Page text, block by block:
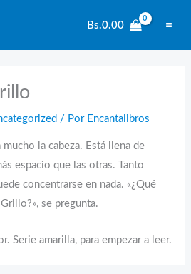
Bs.0.00
/ Por Encantalibros
la cabeza. Está llena de
espacio que las otras. Tanto
concentrarse en nada. «¿Qué
se pregunta.
Serie amarilla, para empezar a leer.